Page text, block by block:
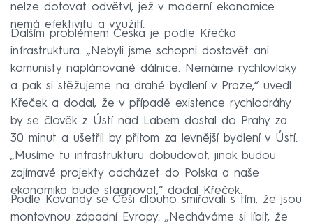
nelze dotovat odvětví, jež v moderní ekonomice
nemá efektivitu a využití.
Dalším problémem Česka je podle Křečka
infrastruktura. „Nebyli jsme schopni dostavět ani
komunisty naplánované dálnice. Nemáme rychlovlaky
a pak si stěžujeme na drahé bydlení v Praze,“ uvedl
Křeček a dodal, že v případě existence rychlodráhy
by se člověk z Ústí nad Labem dostal do Prahy za
30 minut a ušetřil by přitom za levnější bydlení v Ústí.
„Musíme tu infrastrukturu dobudovat, jinak budou
zajímavé projekty odcházet do Polska a naše
ekonomika bude stagnovat,“ dodal Křeček.
Podle Kovandy se Češi dlouho smiřovali s tím, že jsou
montovnou západní Evropy. „Necháváme si líbit, že